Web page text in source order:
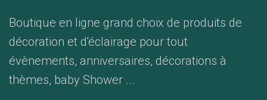
Boutique en ligne grand choix de produits de
décoration et d'éclairage pour tout
évènements, anniversaires, décorations à
thèmes, baby Shower ...